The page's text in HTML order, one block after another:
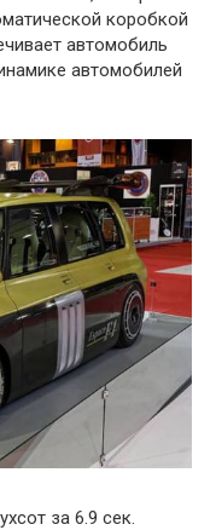
коробкой
автомобиль
автомобилей
за 6.9 сек.